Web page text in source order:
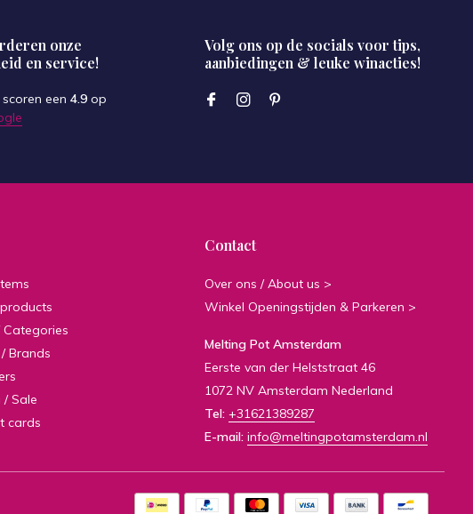
onze
en service!
een 4.9 op
Volg ons op de socials voor tips,
aanbiedingen & leuke winacties!
Brands
/ Sale
cards
Contact
Over ons / About us >
Winkel Openingstijden & Parkeren >
Melting Pot Amsterdam
Eerste van der Helststraat 46
1072 NV Amsterdam Nederland
Tel: +31621389287
E-mail: info@meltingpotamsterdam.nl